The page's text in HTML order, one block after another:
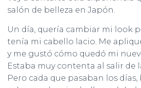
salón de belleza en Japón.
Un día, quería cambiar mi look
tenía mi cabello lacio. Me
y me gustó cómo quedó mi
Estaba muy contenta al salir de
Pero cada que pasaban los días,